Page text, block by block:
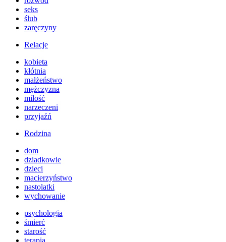
seks
ślub
zaręczyny
Relacje
kobieta
kłótnia
małżeństwo
mężczyzna
miłość
narzeczeni
przyjaźń
Rodzina
dom
dziadkowie
dzieci
macierzyństwo
nastolatki
wychowanie
psychologia
śmierć
starość
terapia